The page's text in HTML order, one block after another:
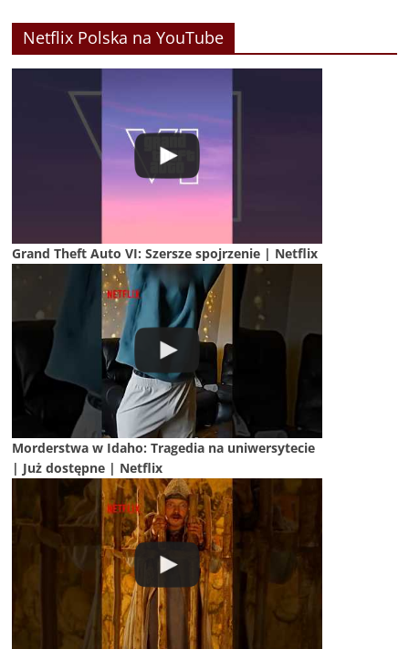
Netflix Polska na YouTube
Grand Theft Auto VI: Szersze spojrzenie | Netflix
Morderstwa w Idaho: Tragedia na uniwersytecie
| Już dostępne | Netflix